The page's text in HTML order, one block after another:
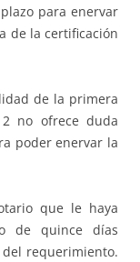
para enervar
de la certificación
de la primera
no ofrece duda
poder enervar la
que le haya
de quince días
requerimiento.